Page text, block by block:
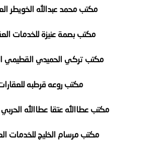
مكتب محمد عبدالله الخويطر
مكتب بصمة عنيزة للخدمات
مكتب تركي الحميدي القطيمي
مكتب روعه قرطبه
مكتب عطاالله عتقا عطاالله الحربي
مكتب مرسام الخليج للخدمات